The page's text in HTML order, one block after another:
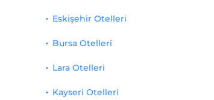
Eskişehir Otelleri
Bursa Otelleri
Lara Otelleri
Kayseri Otelleri